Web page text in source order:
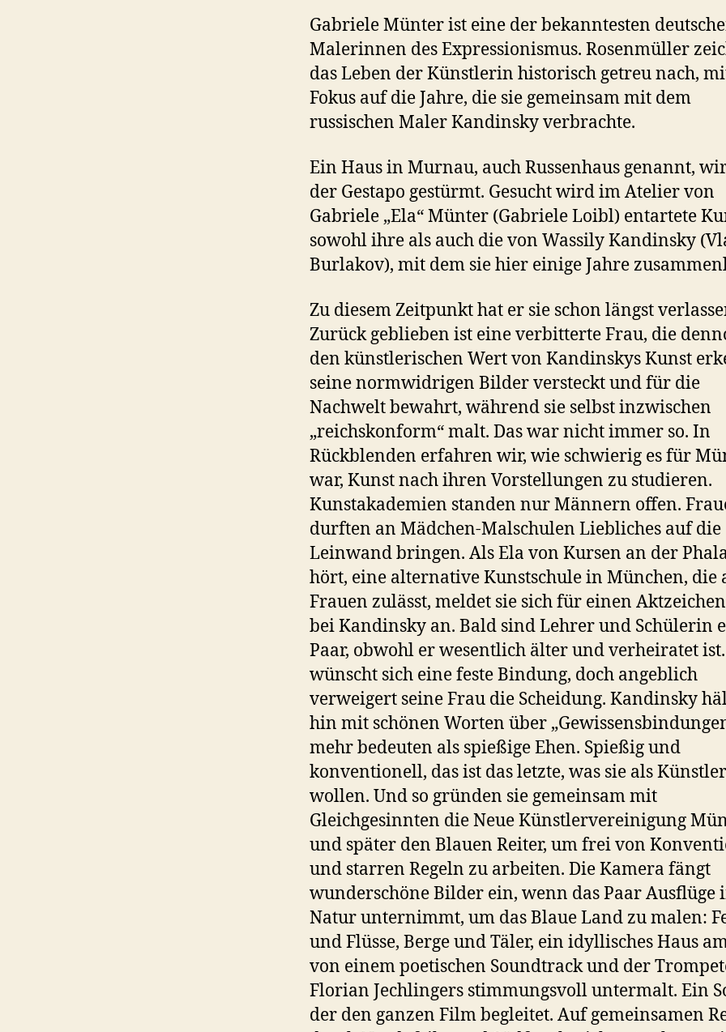
Gabriele Münter ist eine der bekanntesten
Malerinnen des Expressionismus. Rosenmüller
das Leben der Künstlerin historisch getreu nach,
Fokus auf die Jahre, die sie gemeinsam mit dem
russischen Maler Kandinsky verbrachte.
Ein Haus in Murnau, auch Russenhaus genannt,
der Gestapo gestürmt. Gesucht wird im Atelier von
Gabriele „Ela“ Münter (Gabriele Loibl) entartete
sowohl ihre als auch die von Wassily Kandinsky
Burlakov), mit dem sie hier einige Jahre
Zu diesem Zeitpunkt hat er sie schon längst
Zurück geblieben ist eine verbitterte Frau, die
den künstlerischen Wert von Kandinskys Kunst
seine normwidrigen Bilder versteckt und für die
Nachwelt bewahrt, während sie selbst inzwischen
„reichskonform“ malt. Das war nicht immer so. In
Rückblenden erfahren wir, wie schwierig es für
war, Kunst nach ihren Vorstellungen zu studieren.
Kunstakademien standen nur Männern offen.
durften an Mädchen-Malschulen Liebliches auf die
Leinwand bringen. Als Ela von Kursen an der
hört, eine alternative Kunstschule in München, die
Frauen zulässt, meldet sie sich für einen
bei Kandinsky an. Bald sind Lehrer und Schülerin
Paar, obwohl er wesentlich älter und verheiratet ist.
wünscht sich eine feste Bindung, doch angeblich
verweigert seine Frau die Scheidung. Kandinsky
hin mit schönen Worten über
mehr bedeuten als spießige Ehen. Spießig und
konventionell, das ist das letzte, was sie als
wollen. Und so gründen sie gemeinsam mit
Gleichgesinnten die Neue Künstlervereinigung
und später den Blauen Reiter, um frei von
und starren Regeln zu arbeiten. Die Kamera fängt
wunderschöne Bilder ein, wenn das Paar Ausflüge
Natur unternimmt, um das Blaue Land zu malen:
und Flüsse, Berge und Täler, ein idyllisches Haus
von einem poetischen Soundtrack und der
Florian Jechlingers stimmungsvoll untermalt. Ein
der den ganzen Film begleitet. Auf gemeinsamen